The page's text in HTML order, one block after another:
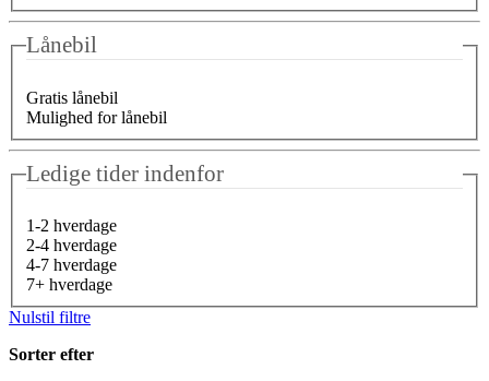
Lånebil
Gratis lånebil
Mulighed for lånebil
Ledige tider indenfor
1-2 hverdage
2-4 hverdage
4-7 hverdage
7+ hverdage
Nulstil filtre
Sorter efter